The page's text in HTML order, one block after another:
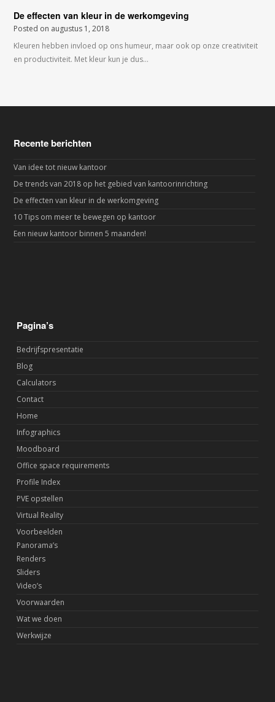
De effecten van kleur in de werkomgeving
Posted on augustus 1, 2018
Kleuren hebben invloed op ons humeur, maar ook op onze creativiteit
en productiviteit. Met kleur kun je dus…
Recente berichten
Van idee tot nieuw kantoor
De trends van 2018 op het gebied van kantoorinrichting
De effecten van kleur in de werkomgeving
10 Tips om meer te bewegen op kantoor
Een nieuw kantoor binnen 5 maanden!
Pagina’s
Bedrijfspresentatie
Blog
Calculators
Contact
Home
Infographics
Moodboard
Office space requirements
Profile Index
PVE opstellen
Virtual Reality
Voorbeelden
Panorama’s
Renders
Sliders
Video’s
Voorwaarden
Wat we doen
Werkwijze